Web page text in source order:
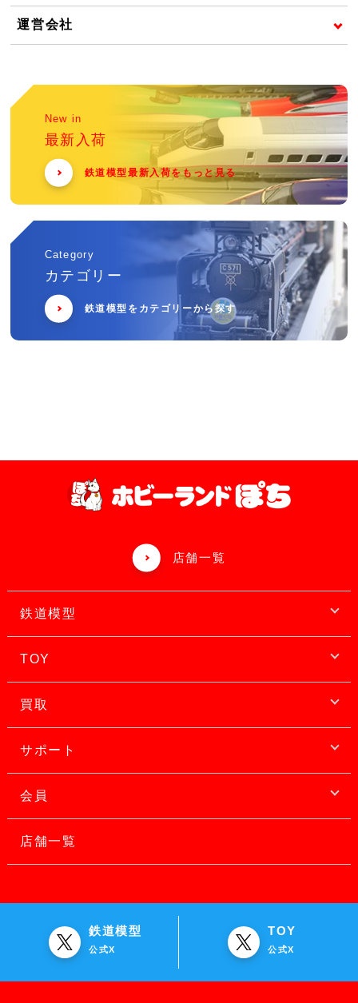
運営会社
New in
最新入荷
鉄道模型最新入荷をもっと見る
Category
カテゴリー
鉄道模型をカテゴリーから探す
店舗一覧
鉄道模型
TOY
買取
サポート
会員
店舗一覧
鉄道模型
公式X
TOY
公式X